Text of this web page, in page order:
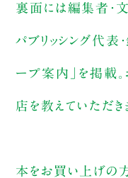
裏面には編集者・
パブリッシング代表
ープ案内」を掲載
店を教えていただきま
本をお買い上げの方